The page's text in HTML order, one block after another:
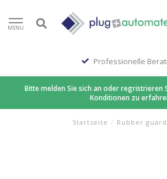
MENU
Professionelle
Bitte melden Sie sich an oder regristrieren
Konditionen zu
Startseite / Rubber